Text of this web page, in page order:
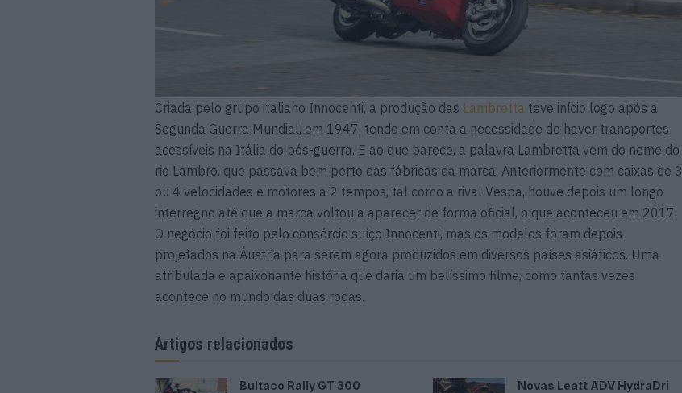
Criada pelo grupo italiano Innocenti, a produção das Lambretta teve início logo após a
Segunda Guerra Mundial, em 1947, tendo em conta a necessidade de haver transportes
acessíveis na Itália do pós-guerra. E ao que parece, a palavra Lambretta vem do nome do
rio Lambro, que passava bem perto das fábricas da marca. Anteriormente com caixas de 3
ou 4 velocidades e motores a 2 tempos, tal como a rival Vespa, houve depois um longo
interregno até que a marca voltou a aparecer de forma oficial, o que aconteceu em 2017.
O negócio foi feito pelo consórcio suíço Innocenti, mas os modelos foram depois
projetados na Áustria para serem agora produzidos em diversos países asiáticos. Uma
atribulada e apaixonante história que daria um belíssimo filme, como tantas vezes
acontece no mundo das duas rodas.
Artigos relacionados
Bultaco Rally GT 300
Novas Leatt ADV HydraDri